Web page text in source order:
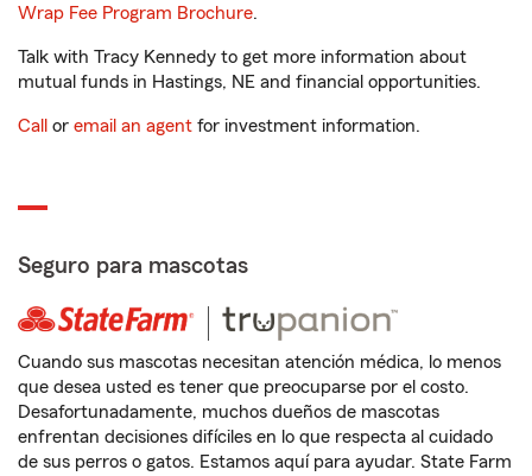
Wrap Fee Program Brochure.
Talk with Tracy Kennedy to get more information about
mutual funds in Hastings, NE and financial opportunities.
Call or email an agent for investment information.
Seguro para mascotas
Cuando sus mascotas necesitan atención médica, lo menos
que desea usted es tener que preocuparse por el costo.
Desafortunadamente, muchos dueños de mascotas
enfrentan decisiones difíciles en lo que respecta al cuidado
de sus perros o gatos. Estamos aquí para ayudar. State Farm